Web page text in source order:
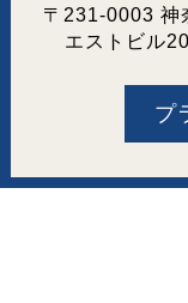
〒231-0003 神
エストビル
プ